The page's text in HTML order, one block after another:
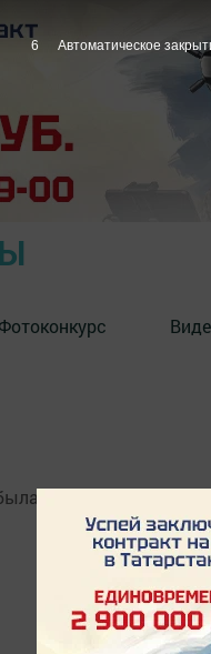
Фотоконкурс
организована в
6 Автоматическое